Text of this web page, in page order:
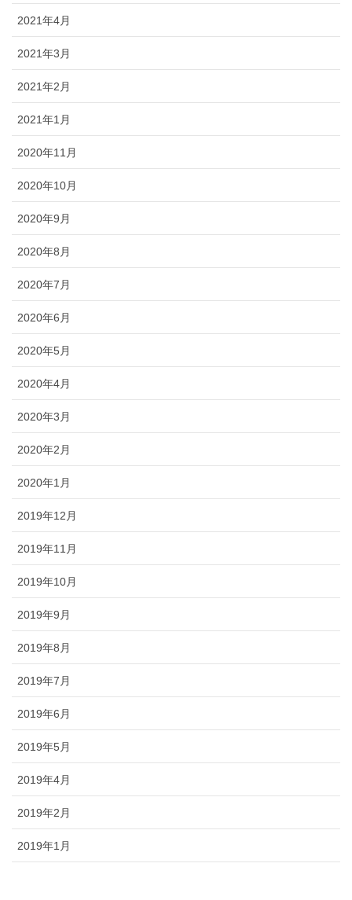
2021年4月
2021年3月
2021年2月
2021年1月
2020年11月
2020年10月
2020年9月
2020年8月
2020年7月
2020年6月
2020年5月
2020年4月
2020年3月
2020年2月
2020年1月
2019年12月
2019年11月
2019年10月
2019年9月
2019年8月
2019年7月
2019年6月
2019年5月
2019年4月
2019年2月
2019年1月